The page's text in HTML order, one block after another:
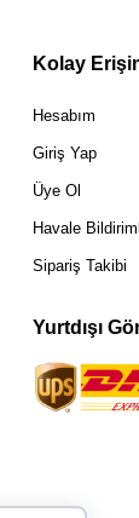
Kolay
Hesabım
Giriş Yap
Üye Ol
Havale
Sipariş Takibi
Yurtdışı